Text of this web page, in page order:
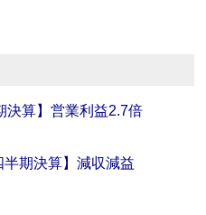
決算】営業利益2.7倍
半期決算】減収減益